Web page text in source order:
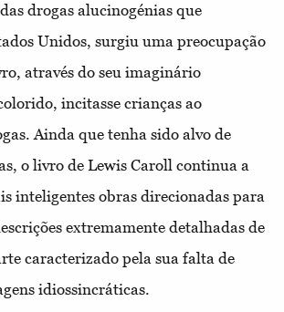
drogas alucinogénias que
Unidos, surgiu uma preocupação
através do seu imaginário
incitasse crianças ao
Ainda que tenha sido alvo de
o livro de Lewis Caroll continua a
inteligentes obras direcionadas para
extremamente detalhadas de
caracterizado pela sua falta de
idiossincráticas.